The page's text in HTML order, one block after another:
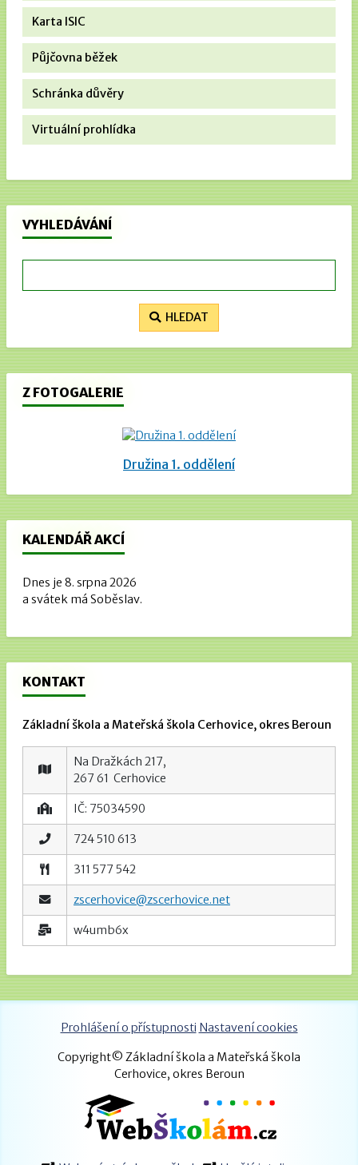
Karta ISIC
Půjčovna běžek
Schránka důvěry
Virtuální prohlídka
VYHLEDÁVÁNÍ
HLEDAT
Z FOTOGALERIE
Družina 1. oddělení
KALENDÁŘ AKCÍ
Dnes je 8. srpna 2026
a svátek má Soběslav.
KONTAKT
Základní škola a Mateřská škola Cerhovice, okres Beroun
Na Dražkách 217,
267 61 Cerhovice
IČ: 75034590
724 510 613
311 577 542
zscerhovice@zscerhovice.net
w4umb6x
Prohlášení o přístupnosti Nastavení cookies
Copyright© Základní škola a Mateřská škola
Cerhovice, okres Beroun